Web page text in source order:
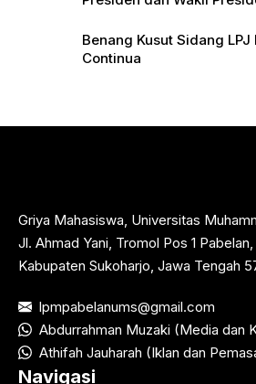
Benang Kusut Sidang LPJ
Continua
Griya Mahasiswa, Universitas
Jl. Ahmad Yani, Tromol Pos 1
Kabupaten Sukoharjo, Jawa Tengah
lpmpabelanums@gmail.com
Abdurrahman Muzaki (Media dan
Athifah Jauharah (Iklan dan
Navigasi